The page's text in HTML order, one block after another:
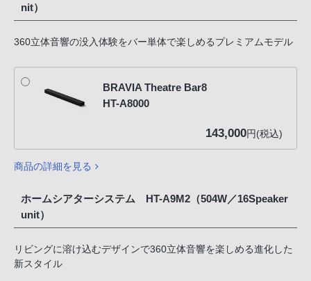
nit）
360立体音響の没入体験をバー単体で楽しめるプレミアムモデル
BRAVIA Theatre Bar8
HT-A8000
143,000円(税込)
商品の詳細を見る
ホームシアターシステム HT-A9M2（504W／16Speaker
unit）
リビングに溶け込むデザインで360立体音響を楽しめる進化した
新スタイル